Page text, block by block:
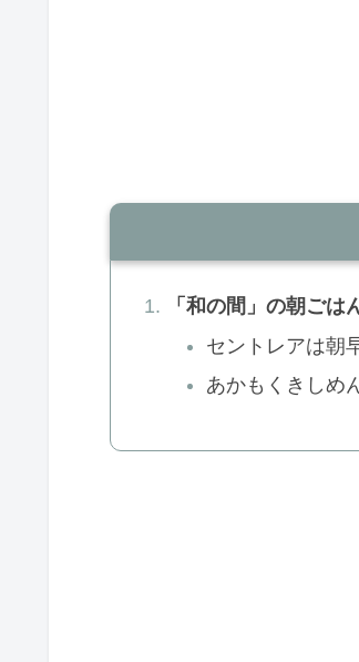
「和の間」の朝ごは
セントレアは朝
あかもくきしめ